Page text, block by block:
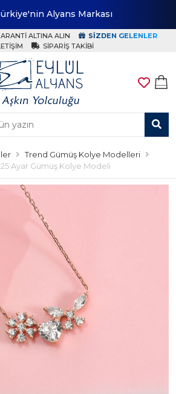
Alyans Markası
ALTINA ALIN
SIZDEN GELENLER
SIPARIŞ TAKIBI
Trend Gümüş Kolye Modelleri
Ayar Gümüş Kolye Modeli